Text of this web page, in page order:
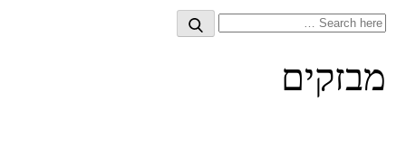
Search
Search
מבזקים